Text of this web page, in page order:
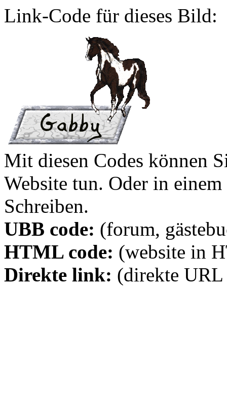
Link-Code für dieses Bild:
Mit diesen Codes können
Website tun. Oder in
Schreiben.
UBB code: (forum,
HTML code: (website in
Direkte link: (direkte